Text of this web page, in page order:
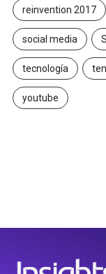
reinvention 2017
social media
tecnología
youtube